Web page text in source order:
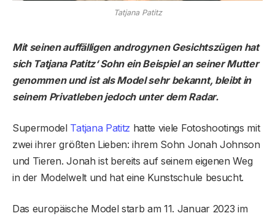
Tatjana Patitz
Mit seinen auffälligen androgynen Gesichtszügen hat
sich Tatjana Patitz‘ Sohn ein Beispiel an seiner Mutter
genommen und ist als Model sehr bekannt, bleibt in
seinem Privatleben jedoch unter dem Radar.
Supermodel Tatjana Patitz hatte viele Fotoshootings mit
zwei ihrer größten Lieben: ihrem Sohn Jonah Johnson
und Tieren. Jonah ist bereits auf seinem eigenen Weg
in der Modelwelt und hat eine Kunstschule besucht.
Das europäische Model starb am 11. Januar 2023 im